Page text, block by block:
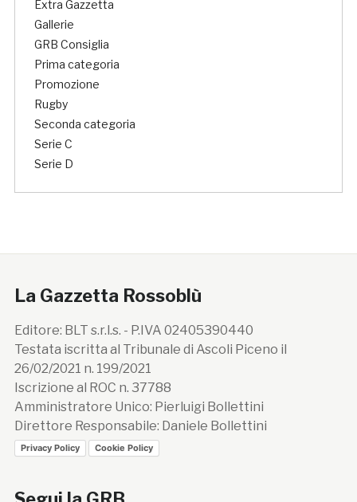
Extra Gazzetta
Gallerie
GRB Consiglia
Prima categoria
Promozione
Rugby
Seconda categoria
Serie C
Serie D
La Gazzetta Rossoblù
Editore: BLT s.r.l.s. - P.IVA 02405390440
Testata iscritta al Tribunale di Ascoli Piceno il
26/02/2021 n. 199/2021
Iscrizione al ROC n. 37788
Amministratore Unico: Pierluigi Bollettini
Direttore Responsabile: Daniele Bollettini
Privacy Policy Cookie Policy